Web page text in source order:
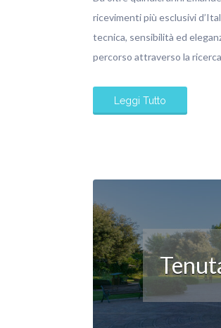
ricevimenti più esclusivi
tecnica, sensibilità ed
percorso attraverso la
Leggi Tutto